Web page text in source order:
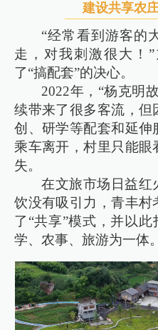
建设共享农
“经常看到游客的
走，对我刺激很大！
了“搞配套”的决心。
2022年，“杨克明
续带来了很多客流，但
创、研学等配套和延伸
乘车离开，村里只能
失。
在文旅市场日益红
饮没有吸引力，青丰村
了“共享”模式，并以
学、农事、旅游为一体。